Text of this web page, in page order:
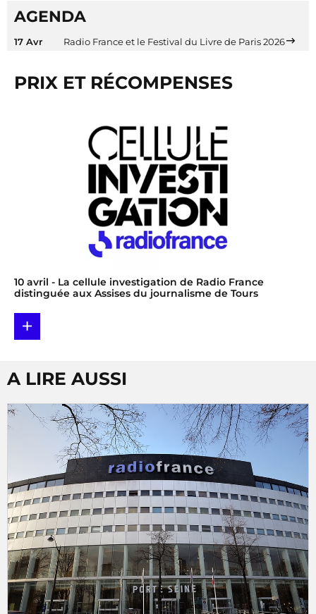
AGENDA
17 Avr Radio France et le Festival du Livre de Paris 2026
PRIX ET RÉCOMPENSES
10 avril - La cellule investigation de Radio France
distinguée aux Assises du journalisme de Tours
+
A LIRE AUSSI